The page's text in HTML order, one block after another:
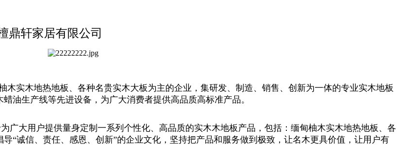
鼎轩家居有限公司
实木地热地板、各种名贵实木大板为主的企业，集研发、制造、销售、创新为一体的专业实木地板
油生产线等先进设备，为广大消费者提供高品质高标准产品。
大用户提供量身定制一系列个性化、高品质的实木木地板产品，包括：缅甸柚木实木地热地板、各
“诚信、责任、感恩、创新”的企业文化，坚持把产品和服务做到极致，让名木更具价值，让用户有